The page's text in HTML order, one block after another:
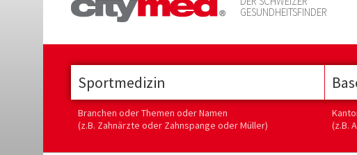
GESUNDHEITSFINDER
Branchen oder Themen oder Namen
(z.B. Zahnärzte oder Zahnspange oder Müller)
(z.B.